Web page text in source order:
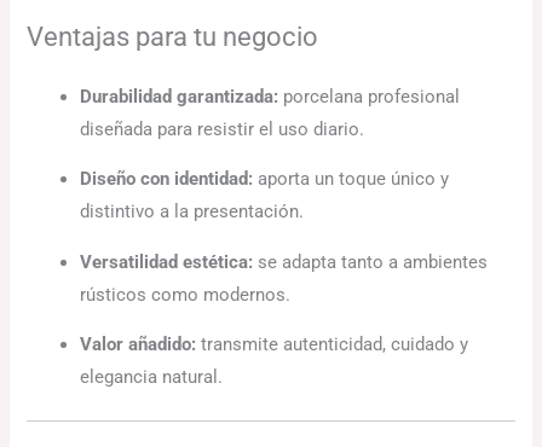
Ventajas para tu negocio
Durabilidad garantizada: porcelana profesional
diseñada para resistir el uso diario.
Diseño con identidad: aporta un toque único y
distintivo a la presentación.
Versatilidad estética: se adapta tanto a ambientes
rústicos como modernos.
Valor añadido: transmite autenticidad, cuidado y
elegancia natural.